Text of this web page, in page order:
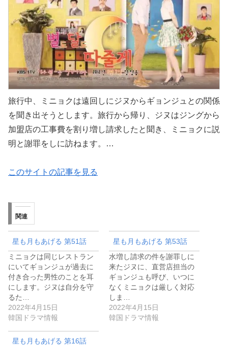
旅行中、ミニョクは遠回しにジヌからギョンジュとの関係
を聞き出そうとします。旅行から帰り、ジヌはジングから
加盟店の工事費を割り増し請求したと聞き、ミニョクに説
明と謝罪をしに訪ねます。…
このサイトの記事を見る
関連
星も月もあげる 第51話
ミニョクは同じレストラン
にいてギョンジュが過去に
付き合った男性のことを耳
にします。ジヌは自分を守
るた…
2022年4月15日
韓国ドラマ情報
星も月もあげる 第53話
水増し請求の件を謝罪しに
来たジヌに、直営店担当の
ギョンジュも呼び、いつに
なくミニョクは厳しく対応
しま…
2022年4月15日
韓国ドラマ情報
星も月もあげる 第16話